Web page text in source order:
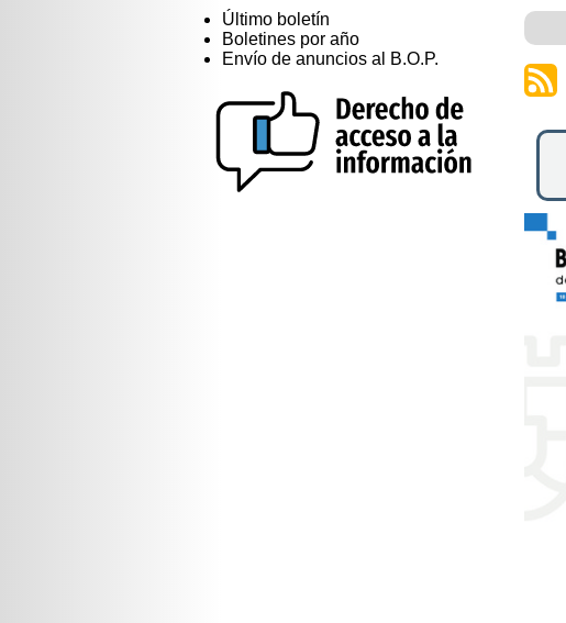
Último boletín
Boletines por año
Envío de anuncios al B.O.P.